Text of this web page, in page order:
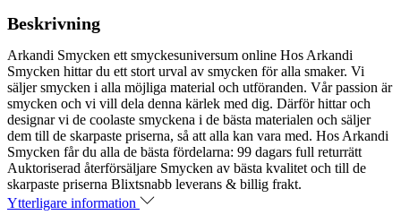
Beskrivning
Arkandi Smycken ett smyckesuniversum online Hos Arkandi
Smycken hittar du ett stort urval av smycken för alla smaker. Vi
säljer smycken i alla möjliga material och utföranden. Vår passion är
smycken och vi vill dela denna kärlek med dig. Därför hittar och
designar vi de coolaste smyckena i de bästa materialen och säljer
dem till de skarpaste priserna, så att alla kan vara med. Hos Arkandi
Smycken får du alla de bästa fördelarna: 99 dagars full returrätt
Auktoriserad återförsäljare Smycken av bästa kvalitet och till de
skarpaste priserna Blixtsnabb leverans & billig frakt.
Ytterligare information